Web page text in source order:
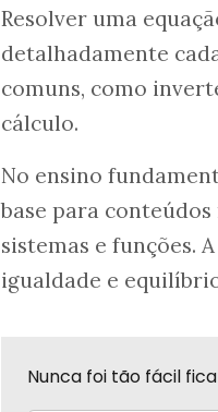
Resolver uma
detalhadamente
comuns, como
cálculo.
No ensino
base para conteúdos
sistemas e funções.
igualdade e
Nunca foi tão fácil